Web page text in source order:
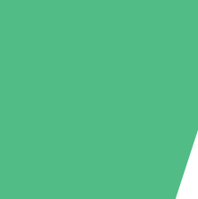
Individuelle
nach Bedarf mit Download-